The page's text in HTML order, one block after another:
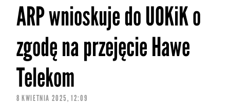
ARP wnioskuje do UOKiK o
zgodę na przejęcie Hawe
Telekom
8 KWIETNIA 2025, 12:09